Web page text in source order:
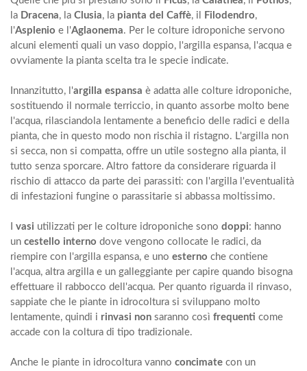
la Dracena, la Clusia, la pianta del Caffè, il Filodendro,
l'Asplenio e l'Aglaonema. Per le colture idroponiche servono
alcuni elementi quali un vaso doppio, l'argilla espansa, l'acqua e
ovviamente la pianta scelta tra le specie indicate.
Innanzitutto, l'argilla espansa è adatta alle colture idroponiche,
sostituendo il normale terriccio, in quanto assorbe molto bene
l'acqua, rilasciandola lentamente a beneficio delle radici e della
pianta, che in questo modo non rischia il ristagno. L'argilla non
si secca, non si compatta, offre un utile sostegno alla pianta, il
tutto senza sporcare. Altro fattore da considerare riguarda il
rischio di attacco da parte dei parassiti: con l'argilla l'eventualità
di infestazioni fungine o parassitarie si abbassa moltissimo.
vasi utilizzati per le colture idroponiche sono doppi: hanno
un cestello interno dove vengono collocate le radici, da
riempire con l'argilla espansa, e uno esterno che contiene
l'acqua, altra argilla e un galleggiante per capire quando bisogna
effettuare il rabbocco dell'acqua. Per quanto riguarda il rinvaso,
sappiate che le piante in idrocoltura si sviluppano molto
lentamente, quindi i rinvasi non saranno così frequenti come
accade con la coltura di tipo tradizionale.
Anche le piante in idrocoltura vanno concimate con un